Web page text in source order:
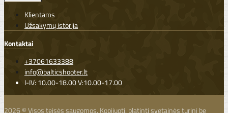
Klientams
Užsakymų istorija
Kontaktai
+37061633388
info@balticshooter.lt
I-IV: 10.00-18.00 V:10.00-17.00
2026 © Visos teisės saugomos. Kopijuoti, platinti svetainės turinį be